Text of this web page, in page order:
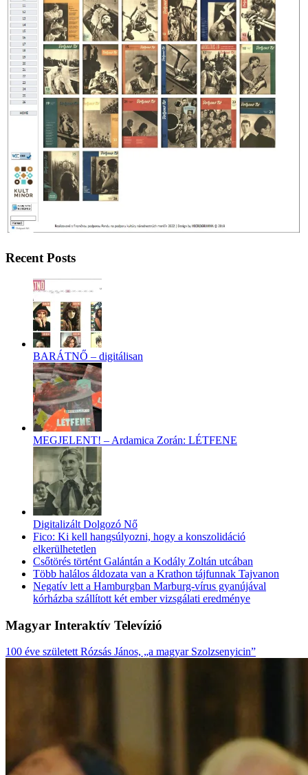
Recent Posts
BARÁTNŐ – digitálisan
MEGJELENT! – Ardamica Zorán: LÉTFENE
Digitalizált Dolgozó Nő
Fico: Ki kell hangsúlyozni, hogy a konszolidáció
elkerülhetetlen
Csőtörés történt Galántán a Kodály Zoltán utcában
Több halálos áldozata van a Krathon tájfunnak Tajvanon
Negatív lett a Hamburgban Marburg-vírus gyanújával
kórházba szállított két ember vizsgálati eredménye
Magyar Interaktív Televízió
100 éve született Rózsás János, „a magyar Szolzsenyicin”